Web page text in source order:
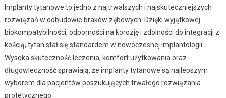
Implanty tytanowe to jedno z najtrwalszych i najskuteczniejszych
rozwiązań w odbudowie braków zębowych. Dzięki wyjątkowej
biokompatybilności, odporności na korozję i zdolności do integracji z
kością, tytan stał się standardem w nowoczesnej implantologii.
Wysoka skuteczność leczenia, komfort użytkowania oraz
długowieczność sprawiają, że implanty tytanowe są najlepszym
wyborem dla pacjentów poszukujących trwałego rozwiązania
protetycznego.